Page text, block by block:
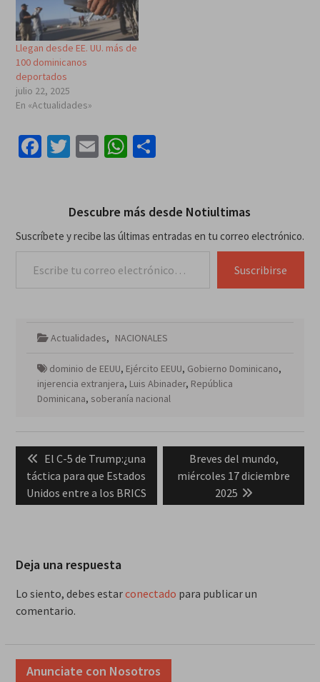
Llegan desde EE. UU. más de
100 dominicanos
deportados
julio 22, 2025
En «Actualidades»
Facebook
Twitter
EmailWhatsApp
Compartir
Descubre más desde Notiultimas
Suscríbete y recibe las últimas entradas en tu correo electrónico.
Suscribirse
Actualidades, NACIONALES
dominio de EEUU, Ejército EEUU, Gobierno Dominicano,
injerencia extranjera, Luis Abinader, República
Dominicana, soberanía nacional
Navegación
de
entradas
Previous
post:
El C-5 de Trump:¿una
táctica para que Estados
Unidos entre a los BRICS
Next
post:
Breves del mundo,
miércoles 17 diciembre
2025
Deja una respuesta
Lo siento, debes estarconectado para publicar un
comentario.
Anunciate con Nosotros